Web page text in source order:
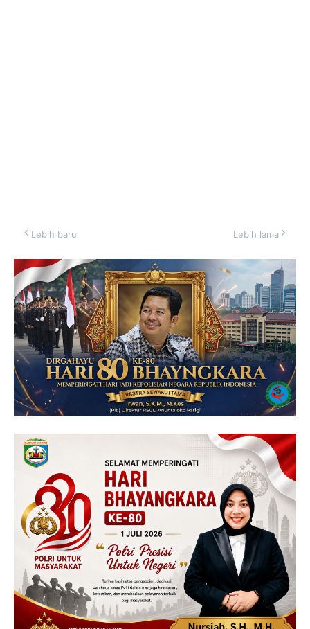
Lebih baru Lebih lama